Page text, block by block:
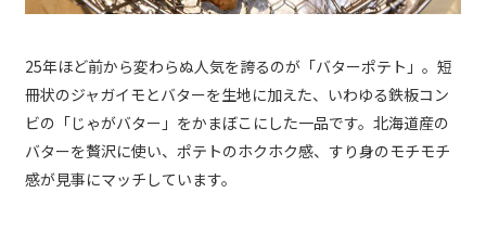
25年ほど前から変わらぬ人気を誇るのが「バターポテト」。短
冊状のジャガイモとバターを生地に加えた、いわゆる鉄板コン
ビの「じゃがバター」をかまぼこにした一品です。北海道産の
バターを贅沢に使い、ポテトのホクホク感、すり身のモチモチ
感が見事にマッチしています。